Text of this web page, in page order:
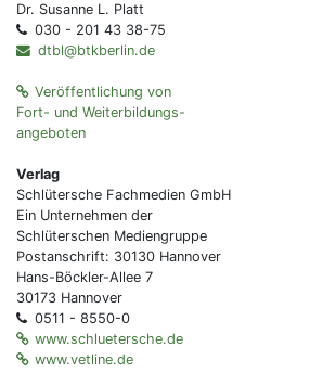
Dr. Susanne L. Platt
030 - 201 43 38-75
dtbl@btkberlin.de
Veröffentlichung von
Fort- und Weiterbildungs-
angeboten
Verlag
Schlütersche Fachmedien GmbH
Ein Unternehmen der
Schlüterschen Mediengruppe
Postanschrift: 30130 Hannover
Hans-Böckler-Allee 7
30173 Hannover
0511 - 8550-0
www.schluetersche.de
www.vetline.de